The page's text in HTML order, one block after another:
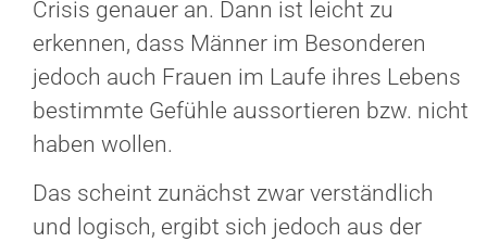
Crisis genauer an. Dann ist leicht zu
erkennen, dass Männer im Besonderen
jedoch auch Frauen im Laufe ihres Lebens
bestimmte Gefühle aussortieren bzw. nicht
haben wollen.
Das scheint zunächst zwar verständlich
und logisch, ergibt sich jedoch aus der